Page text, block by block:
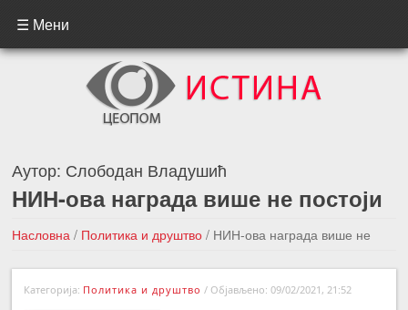
☰ Мени
Аутор: Слободан Владушић
НИН-ова награда више не постоји
Насловна / Политика и друштво / НИН-ова награда више не
постоји
←Претходна вест
Следећа вест →
Категорија: Политика и друштво / Објављено: 09/02/2021, 21:52